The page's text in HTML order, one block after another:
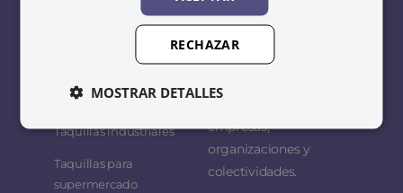
Taquillas para gimnasios
Taquillas para oficinas
Taquillas industriales
Taquillas para
supermercado
Equipamientos S.L.U.
somos especialistas en
el diseño, fabricación y
empresas,
organizaciones y
colectividades.
RECHAZAR
MOSTRAR DETALLES